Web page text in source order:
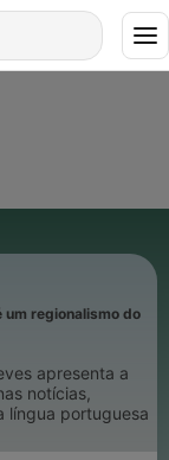
um regionalismo do
apresenta a
notícias,
língua portuguesa